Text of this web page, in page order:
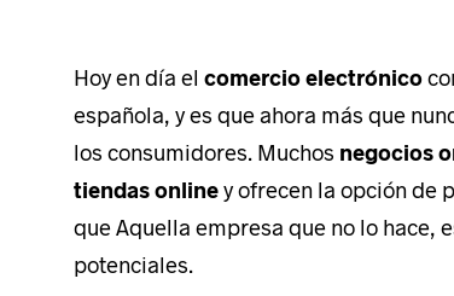
Hoy en día el comercio electrónico
española, y es que ahora más que
los consumidores. Muchos negocios
tiendas onliney ofrecen la opción de
que Aquella empresa que no lo hace,
potenciales.